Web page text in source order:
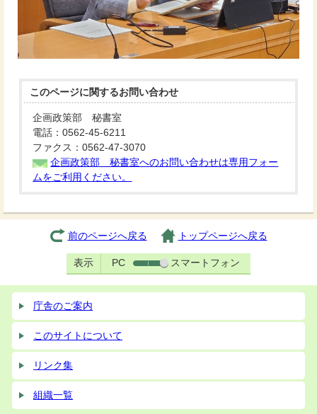
このページに関するお問い合わせ
企画政策部 秘書室
電話：0562-45-6211
ファクス：0562-47-3070
企画政策部 秘書室へのお問い合わせは専用フォー
ムをご利用ください。
前のページへ戻る トップページへ戻る
表示 PC スマートフォン
庁舎のご案内
このサイトについて
リンク集
組織一覧